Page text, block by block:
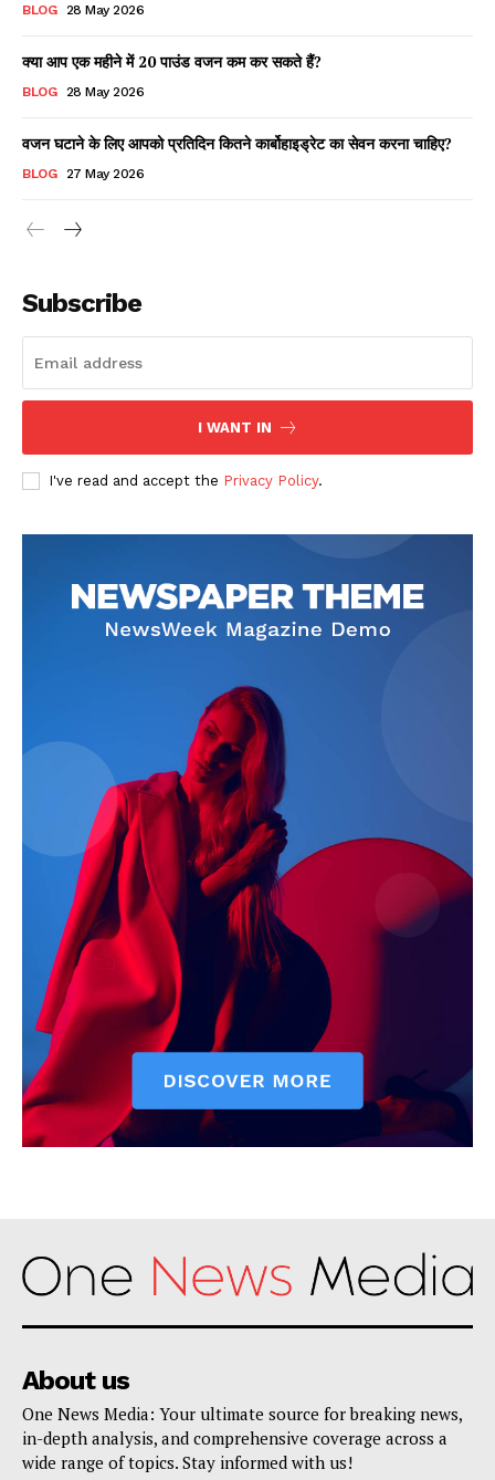
BLOG 28 May 2026
क्या आप एक महीने में 20 पाउंड वजन कम कर सकते हैं?
BLOG 28 May 2026
वजन घटाने के लिए आपको प्रतिदिन कितने कार्बोहाइड्रेट का सेवन करना चाहिए?
BLOG 27 May 2026
Subscribe
I WANT IN
I've read and accept the Privacy Policy.
About us
One News Media: Your ultimate source for breaking news,
in-depth analysis, and comprehensive coverage across a
wide range of topics. Stay informed with us!